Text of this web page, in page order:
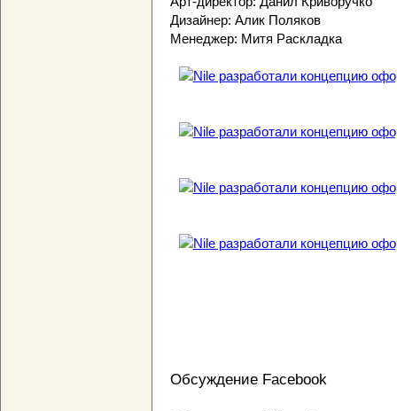
Дизайнер: Алик Поляков
Менеджер: Митя Раскладка
Обсуждение Facebook